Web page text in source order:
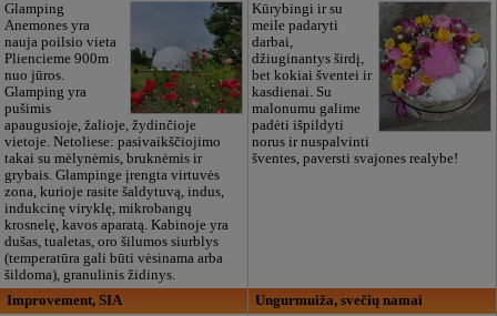
Glamping
Anemones yra
nauja poilsio vieta
Pliencieme 900m
nuo jūros.
Glamping yra
pušimis
apaugusioje, žalioje, žydinčioje
vietoje. Netoliese: pasivaikščiojimo
takai su mėlynėmis, bruknėmis ir
grybais. Glampinge įrengta virtuvės
zona, kurioje rasite šaldytuvą, indus,
indukcinę viryklę, mikrobangų
krosnelę, kavos aparatą. Kabinoje yra
dušas, tualetas, oro šilumos siurblys
(temperatūra gali būti vėsinama arba
šildoma), granulinis židinys.
Kūrybingi ir su
meile padaryti
darbai,
džiuginantys širdį,
bet kokiai šventei ir
kasdienai. Su
malonumu galime
padėti išpildyti
norus ir nuspalvinti
šventes, paversti svajones realybe!
Improvement, SIA
Ungurmuiža, svečių namai